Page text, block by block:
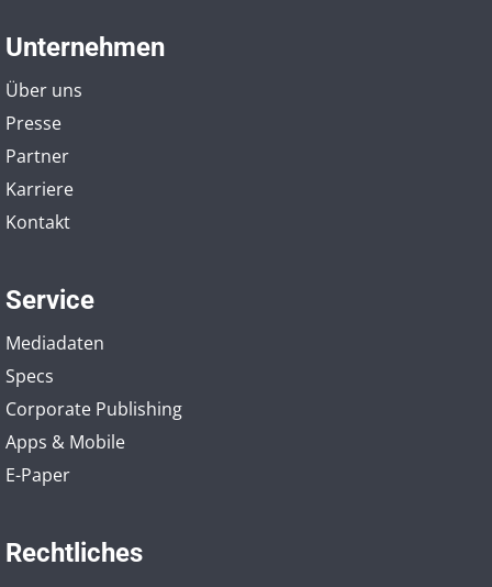
Unternehmen
Über uns
Presse
Partner
Karriere
Kontakt
Service
Mediadaten
Specs
Corporate Publishing
Apps & Mobile
E-Paper
Rechtliches